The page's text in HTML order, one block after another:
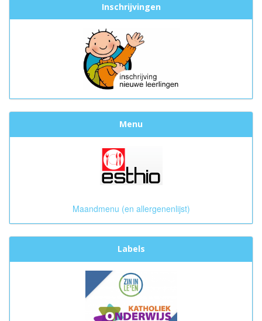
Inschrijvingen
Menu
Maandmenu (en allergenenlijst)
Labels